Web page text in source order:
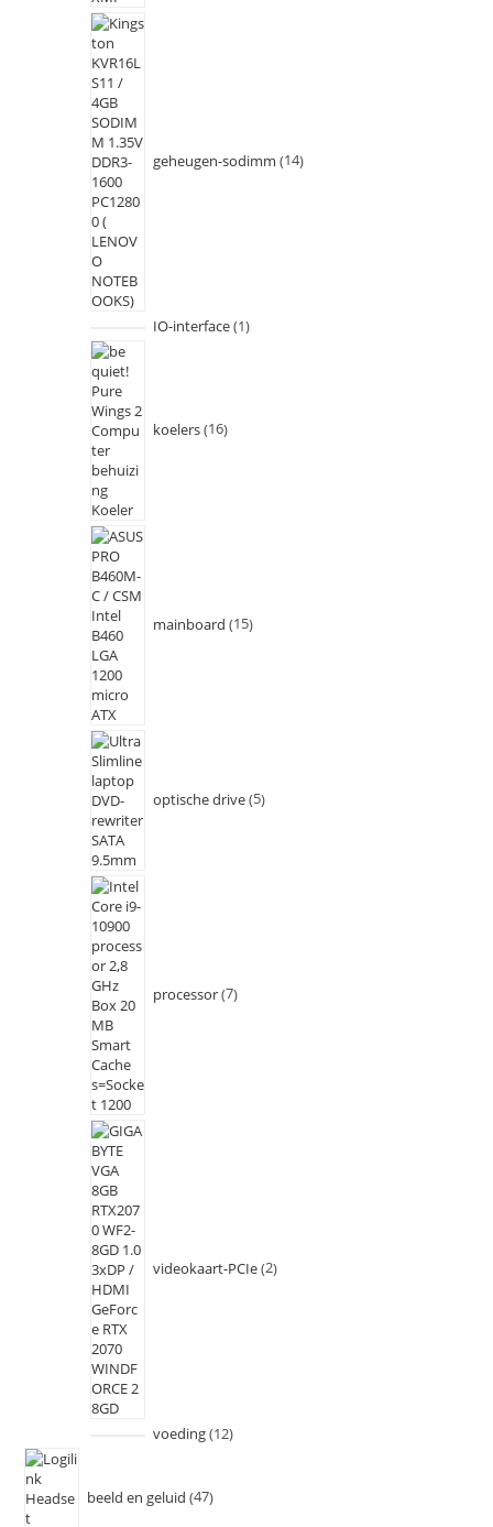
geheugen-sodimm 14
IO-interface 1
koelers 16
mainboard 15
optische drive 5
processor 7
videokaart-PCIe 2
voeding 12
beeld en geluid 47